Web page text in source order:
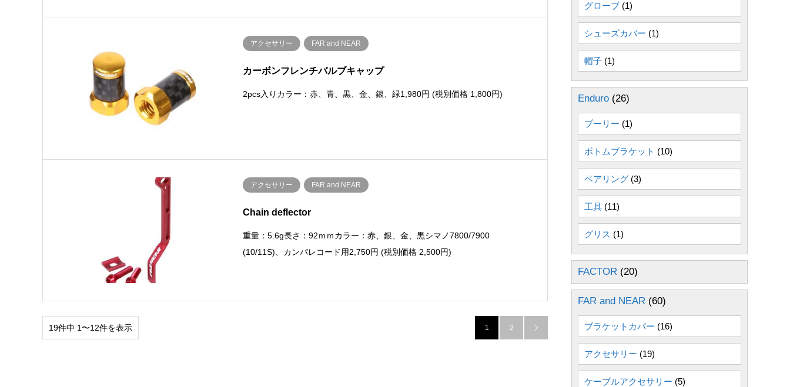
アクセサリー FAR and NEAR
カーボンフレンチバルブキャップ
2pcs入りカラー：赤、青、黒、金、銀、緑1,980円 (税別価格 1,800円)
アクセサリー FAR and NEAR
Chain deflector
重量：5.6g長さ：92ｍｍカラー：赤、銀、金、黒シマノ7800/7900
(10/11S)、カンパレコード用2,750円 (税別価格 2,500円)
19件中 1〜12件を表示 1 2 
グローブ (1)
シューズカバー (1)
帽子 (1)
Enduro (26)
プーリー (1)
ボトムブラケット (10)
ベアリング (3)
工具 (11)
グリス (1)
FACTOR (20)
FAR and NEAR (60)
ブラケットカバー (16)
アクセサリー (19)
ケーブルアクセサリー (5)